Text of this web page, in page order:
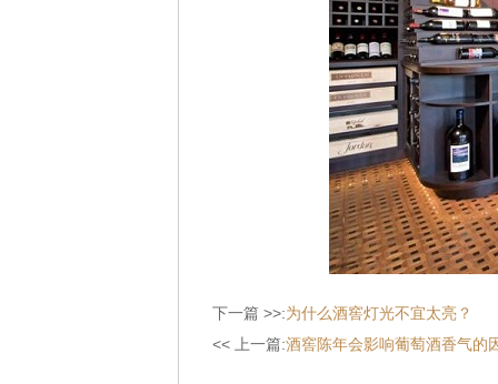
下一篇 >>:为什么酒窖灯光不宜太亮？
<< 上一篇:酒窖陈年会影响葡萄酒香气的